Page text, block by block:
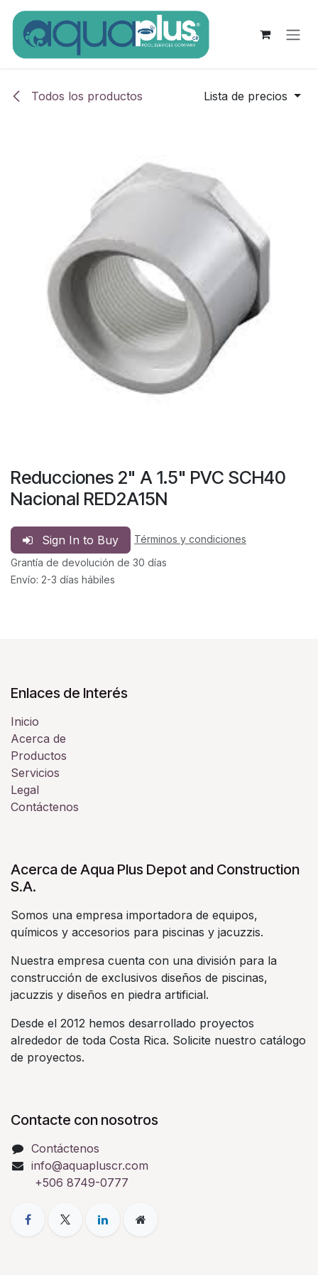
Ir al contenido
Todos los productos Lista de precios
Reducciones 2" A 1.5" PVC SCH40
Nacional RED2A15N
Sign In to Buy
Términos y condiciones
Grantía de devolución de 30 días
Envío: 2-3 días hábiles
Enlaces de Interés
Inicio
Acerca de
Productos
Servicios
Legal
Contáctenos
Acerca de Aqua Plus Depot and Construction
S.A.
Somos una empresa importadora de equipos,
químicos y accesorios para piscinas y jacuzzis.
Nuestra empresa cuenta con una división para la
construcción de exclusivos diseños de piscinas,
jacuzzis y diseños en piedra artificial.
Desde el 2012 hemos desarrollado proyectos
alrededor de toda Costa Rica. Solicite nuestro catálogo
de proyectos.
Contacte con nosotros
Contáctenos
info@aquapluscr.com
+506 8749-0777